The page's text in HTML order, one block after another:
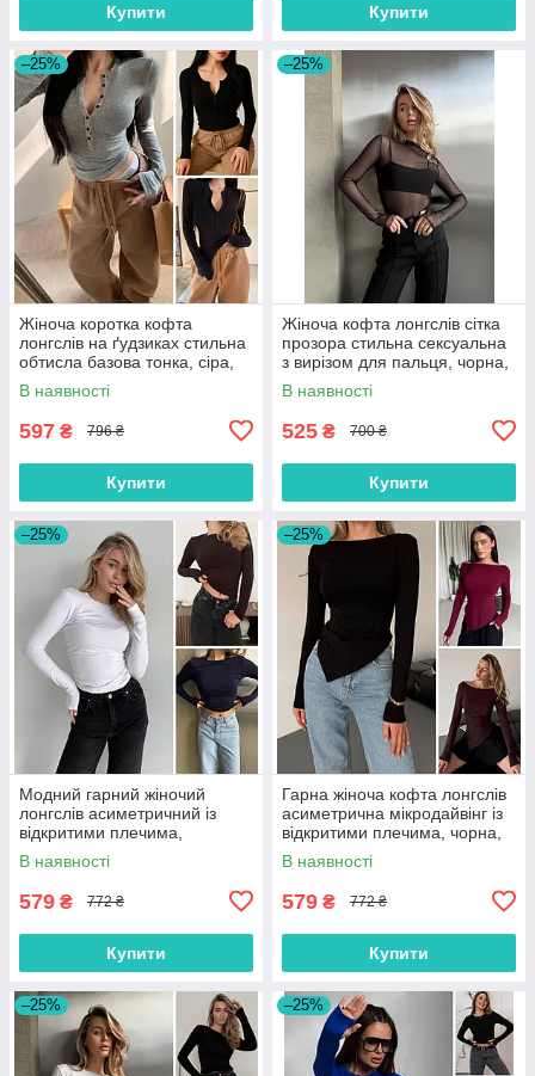
Купити Купити
–25%
Жіноча коротка кофта
лонгслів на ґудзиках стильна
обтисла базова тонка, сіра,
чорна, розмір 42/46
В наявності
597 ₴ 796 ₴
Купити
–25%
Жіноча кофта лонгслів сітка
прозора стильна сексуальна
з вирізом для пальця, чорна,
розмір 40/44
В наявності
525 ₴ 700 ₴
Купити
–25%
Модний гарний жіночий
лонгслів асиметричний із
відкритими плечима,
бордовий, чорний,
коричневий
В наявності
579 ₴ 772 ₴
Купити
–25%
Гарна жіноча кофта лонгслів
асиметрична мікродайвінг із
відкритими плечима, чорна,
коричнева, бордова
В наявності
579 ₴ 772 ₴
Купити
–25% –25%